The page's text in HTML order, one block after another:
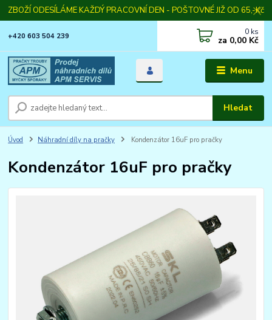
ZBOŽÍ ODESÍLÁME KAŽDÝ PRACOVNÍ DEN - POŠTOVNÉ JIŽ OD 65,-Kč
Menu
Hledat
+420 603 504 239 0 ks
za 0,00 Kč
Úvod Náhradní díly na pračky Kondenzátor 16uF pro pračky
Kondenzátor 16uF pro pračky